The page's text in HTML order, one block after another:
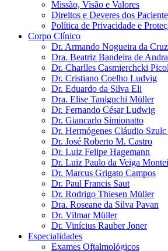
Missão, Visão e Valores
Direitos e Deveres dos
Política de Privacidade e
Corpo Clínico
Dr. Armando Nogueira da
Dra. Beatriz Bandeira de
Dr. Charlles Casmierchcki
Dr. Cristiano Coelho Ludvig
Dr. Eduardo da Silva Eli
Dra. Elise Taniguchi Müller
Dr. Fernando César Ludwig
Dr. Giancarlo Simionatto
Dr. Hermógenes Cláudio Szulc
Dr. José Roberto M. Castro
Dr. Luiz Felipe Hagemann
Dr. Luiz Paulo da Veiga
Dr. Marcus Grigato Campos
Dr. Paul Francis Saut
Dr. Rodrigo Thiesen Müller
Dra. Roseane da Silva Pavan
Dr. Vilmar Müller
Dr. Vinícius Rauber Joner
Especialidades
Exames Oftalmológicos